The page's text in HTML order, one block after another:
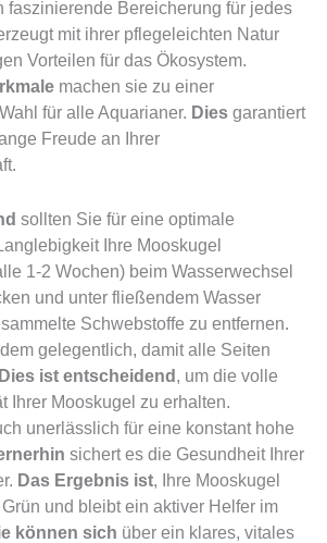
faszinierende Bereicherung für jedes
mit ihrer pflegeleichten Natur
Vorteilen für das Ökosystem.
machen sie zu einer
für alle Aquarianer. Dies garantiert
Freude an Ihrer
sollten Sie für eine optimale
Ihre Mooskugel
1-2 Wochen) beim Wasserwechsel
und unter fließendem Wasser
Schwebstoffe zu entfernen.
gelegentlich, damit alle Seiten
Dies ist entscheidend , um die volle
Ihrer Mooskugel zu erhalten.
unerlässlich für eine konstant hohe
sichert es die Gesundheit Ihrer
Das Ergebnis ist, Ihre Mooskugel
und bleibt ein aktiver Helfer im
können sich über ein klares, vitales